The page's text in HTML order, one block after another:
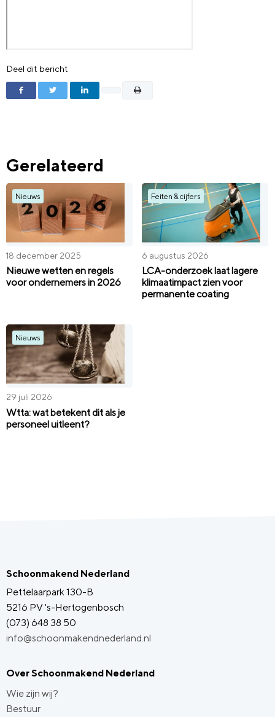
Deel dit bericht
Gerelateerd
Nieuws
18 december 2025
Nieuwe wetten en regels
voor ondernemers in 2026
Feiten & cijfers
6 augustus 2026
LCA-onderzoek laat lagere
klimaatimpact zien voor
permanente coating
Nieuws
29 juli 2026
Wtta: wat betekent dit als je
personeel uitleent?
Schoonmakend Nederland
Pettelaarpark 130-B
5216 PV 's-Hertogenbosch
(073) 648 38 50
info@schoonmakendnederland.nl
Over Schoonmakend Nederland
Wie zijn wij?
Bestuur